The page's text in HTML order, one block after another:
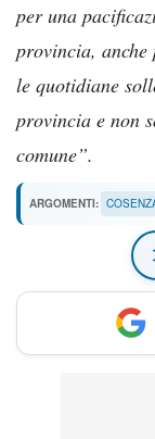
per una
provincia, anche
le quotidiane
provincia e non
comune”.
ARGOMENTI: